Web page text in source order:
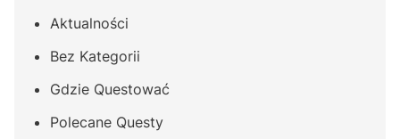
Aktualności
Bez Kategorii
Gdzie Questować
Polecane Questy